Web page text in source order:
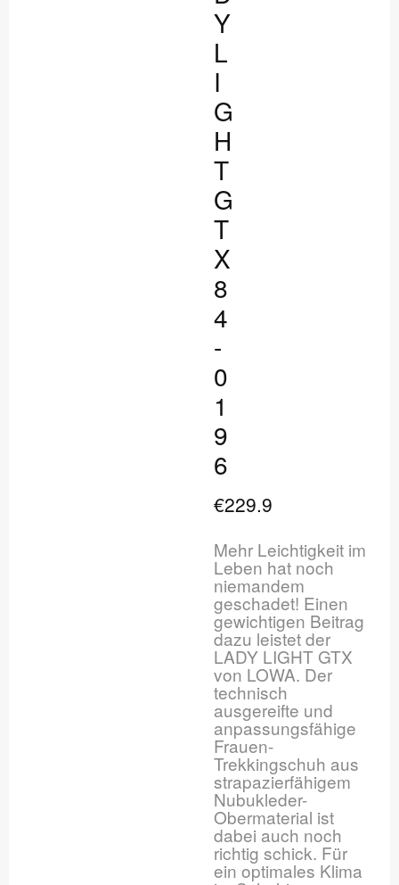
Y
L
I
G
H
T
G
T
X
8
4
-
0
1
9
6
€229.9
Mehr Leichtigkeit im
Leben hat noch
niemandem
geschadet! Einen
gewichtigen Beitrag
dazu leistet der
LADY LIGHT GTX
von LOWA. Der
technisch
ausgereifte und
anpassungsfähige
Frauen-
Trekkingschuh aus
strapazierfähigem
Nubukleder-
Obermaterial ist
dabei auch noch
richtig schick. Für
ein optimales Klima